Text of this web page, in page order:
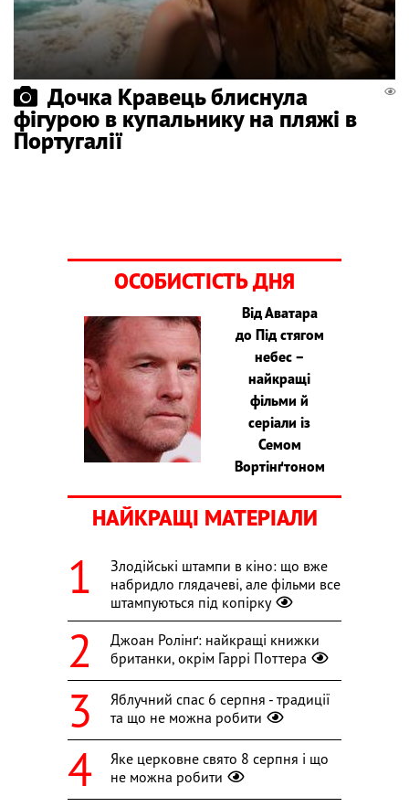
Дочка Кравець блиснула
фігурою в купальнику на пляжі в
Португалії
ОСОБИСТІСТЬ ДНЯ
Від Аватара
до Під стягом
небес –
найкращі
фільми й
серіали із
Семом
Вортінґтоном
НАЙКРАЩІ МАТЕРІАЛИ
Злодійські штампи в кіно: що вже
набридло глядачеві, але фільми все
штампуються під копірку
Джоан Ролінґ: найкращі книжки
британки, окрім Гаррі Поттера
Яблучний спас 6 серпня - традиції
та що не можна робити
Яке церковне свято 8 серпня і що
не можна робити